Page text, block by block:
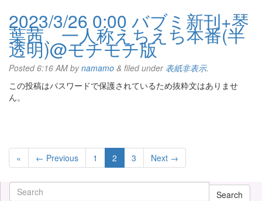
2023/3/26 0:00 バブミ新刊+琴
葉茜、一人称えちえち本番(半
透明)@モチモチ版
Posted6:16 AM bynamamo & filed under 表紙非表示.
この投稿はパスワードで保護されているため抜粋文はありませ
ん。
« ← Previous 1 2 3 Next →
Search